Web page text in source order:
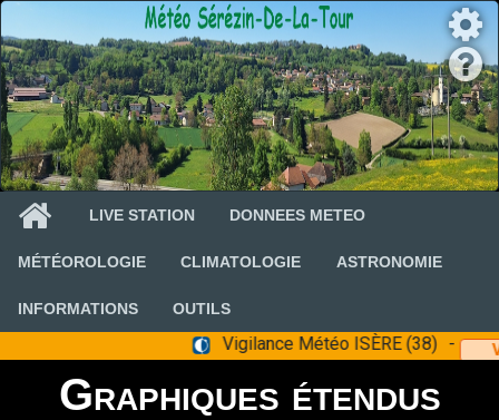
LIVE STATION DONNEES METEO
MÉTÉOROLOGIE CLIMATOLOGIE ASTRONOMIE
INFORMATIONS OUTILS
Graphiques étendus